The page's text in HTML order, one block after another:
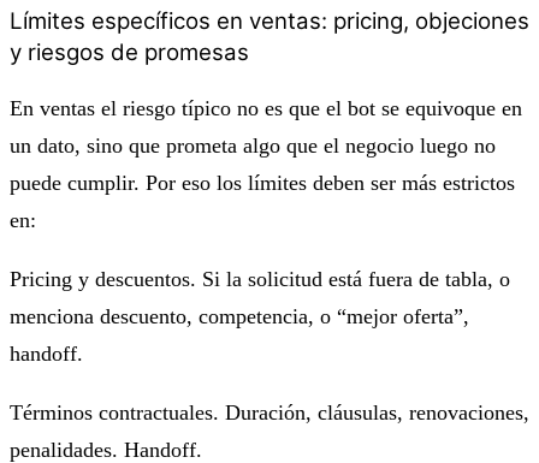
Límites específicos en ventas: pricing, objeciones
y riesgos de promesas
En ventas el riesgo típico no es que el bot se equivoque en
un dato, sino que prometa algo que el negocio luego no
puede cumplir. Por eso los límites deben ser más estrictos
en:
Pricing y descuentos. Si la solicitud está fuera de tabla, o
menciona descuento, competencia, o “mejor oferta”,
handoff.
Términos contractuales. Duración, cláusulas, renovaciones,
penalidades. Handoff.